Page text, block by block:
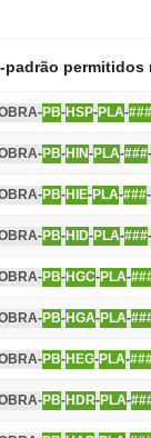
padrão permitidos
PB-HSP-PLA-###
PB-HIN-PLA-###
PB-HIE-PLA-###
PB-HID-PLA-###
PB-HGC-PLA-
PB-HGA-PLA-
PB-HEG-PLA-
PB-HDR-PLA-